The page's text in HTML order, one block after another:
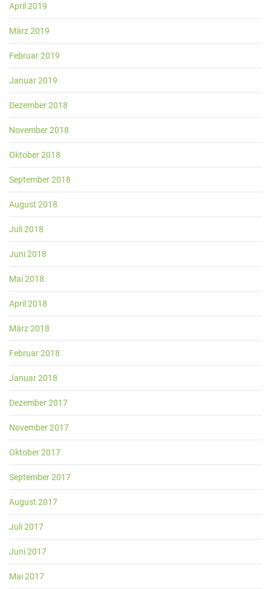
April 2019
März 2019
Februar 2019
Januar 2019
Dezember 2018
November 2018
Oktober 2018
September 2018
August 2018
Juli 2018
Juni 2018
Mai 2018
April 2018
März 2018
Februar 2018
Januar 2018
Dezember 2017
November 2017
Oktober 2017
September 2017
August 2017
Juli 2017
Juni 2017
Mai 2017